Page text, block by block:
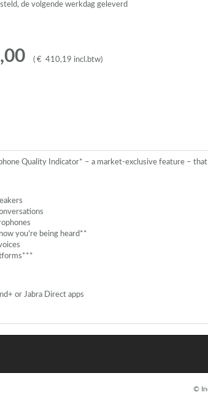
de volgende werkdag geleverd
,00 ( € 410,19 incl.btw)
Quality Indicator* – a market-exclusive feature – that
you’re being heard**
or Jabra Direct apps
©